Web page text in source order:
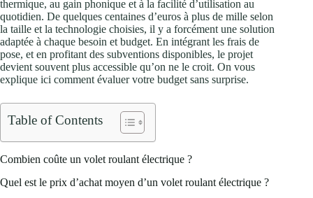
thermique, au gain phonique et à la facilité d’utilisation au
quotidien. De quelques centaines d’euros à plus de mille selon
la taille et la technologie choisies, il y a forcément une solution
adaptée à chaque besoin et budget. En intégrant les frais de
pose, et en profitant des subventions disponibles, le projet
devient souvent plus accessible qu’on ne le croit. On vous
explique ici comment évaluer votre budget sans surprise.
Table of Contents
Combien coûte un volet roulant électrique ?
Quel est le prix d’achat moyen d’un volet roulant électrique ?